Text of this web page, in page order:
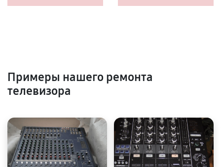
Примеры нашего ремонта
телевизора